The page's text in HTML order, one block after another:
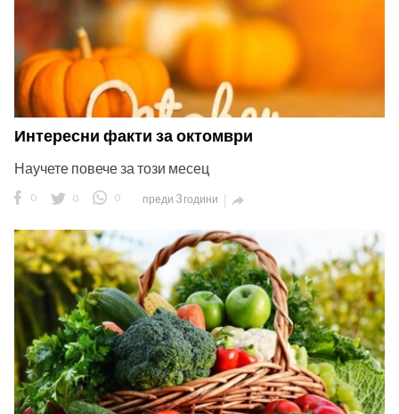
Интересни факти за октомври
Научете повече за този месец
0 0 0 преди 3 години 